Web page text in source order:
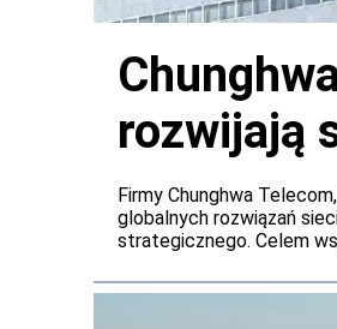
rozwijają
kwantowe
Firmy Chunghwa
globalnych rozwiązań
strategicznego. Celem
kwantowych na Tajwanie.